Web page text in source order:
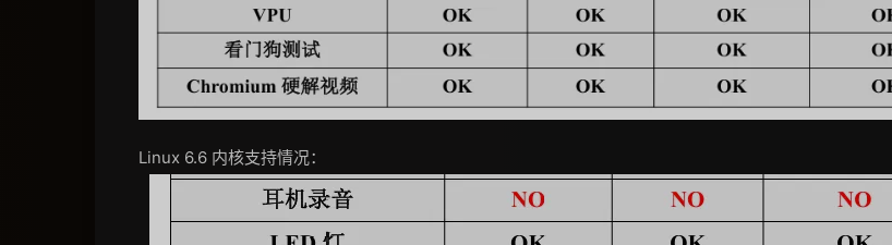
Linux 6.6 内核支持情况：